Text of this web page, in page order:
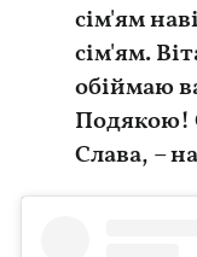
сім'ям
сім'ям.
обіймаю
Подякою!
Слава, –